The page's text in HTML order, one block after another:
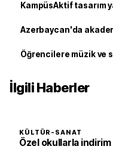
KampüsAktif tasarım
Azerbaycan'da
Öğrencilere müzik ve
İlgili Haberler
KÜLTÜR-SANAT
Özel okullarla indirim